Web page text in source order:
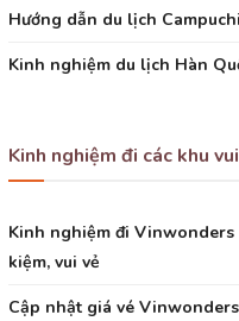
Hướng dẫn du lịch
Kinh nghiệm du lịch Hàn
Kinh nghiệm đi các khu
Kinh nghiệm đi
kiệm, vui vẻ
Cập nhật giá vé